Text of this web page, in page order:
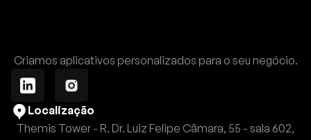
Criamos aplicativos personalizados para o seu negócio.
Localização
Themis Tower - R. Dr. Luiz Felipe Câmara, 55 - sala 602,